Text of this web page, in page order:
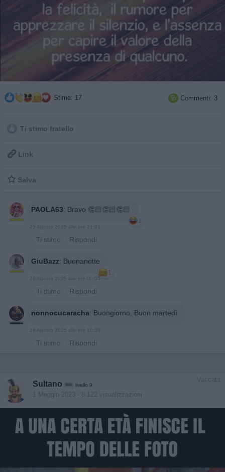
Stime: 17  Commenti: 3
Ti stimo fratello
 Link
 Salva
PAOLA63: Bravo 👏🏻👏🏻👏🏻
1
25 Agosto 2025 alle ore 21:21
· Ti stimo · Rispondi
GiuBazz: Buonanotte
1
26 Agosto 2025 alle ore 00:05
· Ti stimo · Rispondi
nonnocucaracha: Buongiorno, Buon martedì
26 Agosto 2025 alle ore 10:30
· Ti stimo · Rispondi
Vaccata
Sultano livello 9
1 Maggio 2023 - 8.122 visualizzazioni